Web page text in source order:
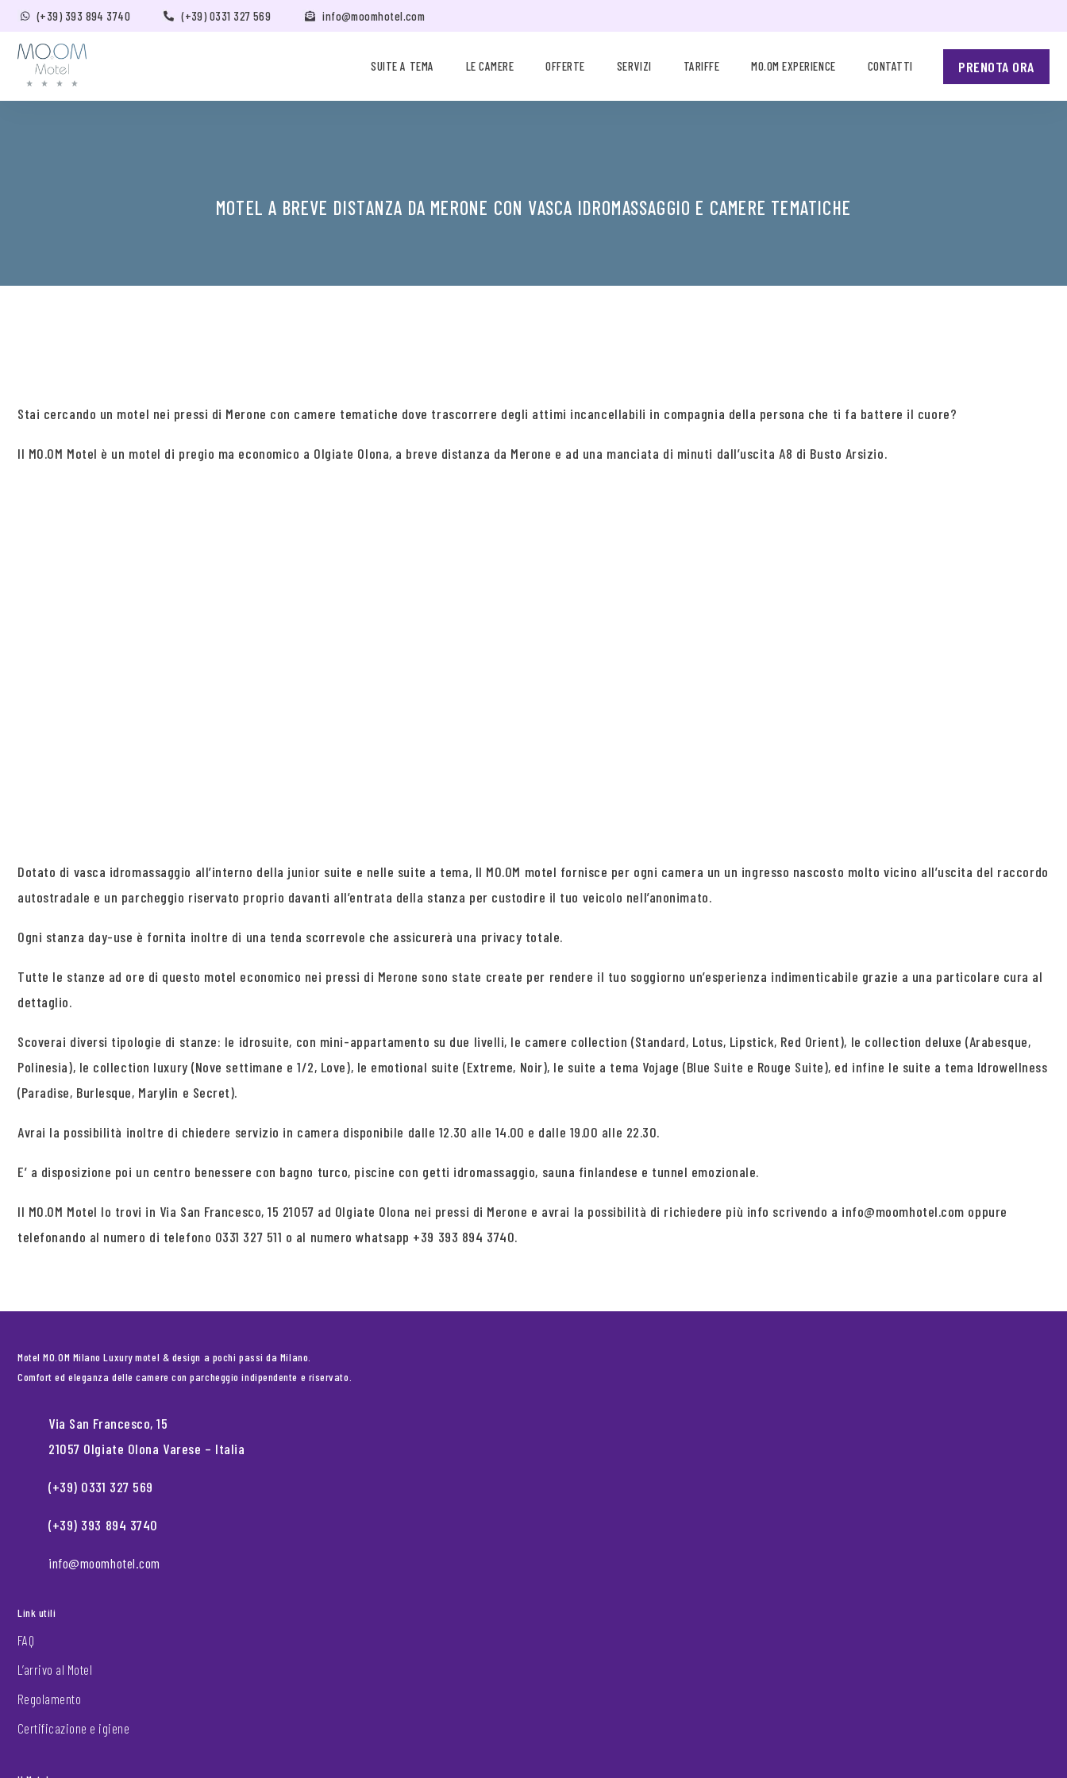
(+39) 393 894 3740 (+39) 0331 327 569 info@moomhotel.com
SUITE A TEMA LE CAMERE OFFERTE SERVIZI TARIFFE MO.OM EXPERIENCE CONTATTI PRENOTA ORA
MOTEL A BREVE DISTANZA DA MERONE CON VASCA IDROMASSAGGIO E CAMERE TEMATICHE
Stai cercando un motel nei pressi di Merone con camere tematiche dove trascorrere degli attimi incancellabili in compagnia della persona che ti fa battere il cuore?
Il MO.OM Motel è un motel di pregio ma economico a Olgiate Olona, a breve distanza da Merone e ad una manciata di minuti dall’uscita A8 di Busto Arsizio.
Dotato di vasca idromassaggio all’interno della junior suite e nelle suite a tema, Il MO.OM motel fornisce per ogni camera un un ingresso nascosto molto vicino all’uscita del raccordo
autostradale e un parcheggio riservato proprio davanti all’entrata della stanza per custodire il tuo veicolo nell’anonimato.
Ogni stanza day-use è fornita inoltre di una tenda scorrevole che assicurerà una privacy totale.
Tutte le stanze ad ore di questo motel economico nei pressi di Merone sono state create per rendere il tuo soggiorno un’esperienza indimenticabile grazie a una particolare cura al
dettaglio.
Scoverai diversi tipologie di stanze: le idrosuite, con mini-appartamento su due livelli, le camere collection (Standard, Lotus, Lipstick, Red Orient), le collection deluxe (Arabesque,
Polinesia), le collection luxury (Nove settimane e 1/2, Love), le emotional suite (Extreme, Noir), le suite a tema Vojage (Blue Suite e Rouge Suite), ed infine le suite a tema Idrowellness
(Paradise, Burlesque, Marylin e Secret).
Avrai la possibilità inoltre di chiedere servizio in camera disponibile dalle 12.30 alle 14.00 e dalle 19.00 alle 22.30.
E’ a disposizione poi un centro benessere con bagno turco, piscine con getti idromassaggio, sauna finlandese e tunnel emozionale.
Il MO.OM Motel lo trovi in Via San Francesco, 15 21057 ad Olgiate Olona nei pressi di Merone e avrai la possibilità di richiedere più info scrivendo a info@moomhotel.com oppure
telefonando al numero di telefono 0331 327 511 o al numero whatsapp +39 393 894 3740.
Motel MO.OM Milano Luxury motel & design a pochi passi da Milano.
Comfort ed eleganza delle camere con parcheggio indipendente e riservato.
Via San Francesco, 15
21057 Olgiate Olona Varese – Italia
(+39) 0331 327 569
(+39) 393 894 3740
info@moomhotel.com
Link utili
FAQ
L’arrivo al Motel
Regolamento
Certificazione e igiene